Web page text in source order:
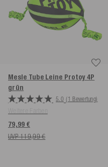
Mesle Tube Leine Protoy 4P
grün
5.0 (1 Bewertung)
79,99 €
UVP 119,99 €